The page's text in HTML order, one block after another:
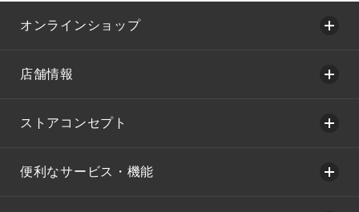
オンラインショップ
店舗情報
ストアコンセプト
便利なサービス・機能